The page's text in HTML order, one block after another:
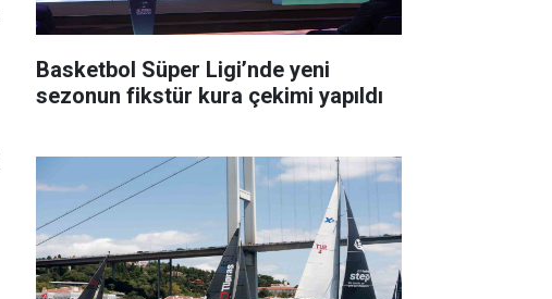
Basketbol Süper Ligi’nde yeni
sezonun fikstür kura çekimi yapıldı